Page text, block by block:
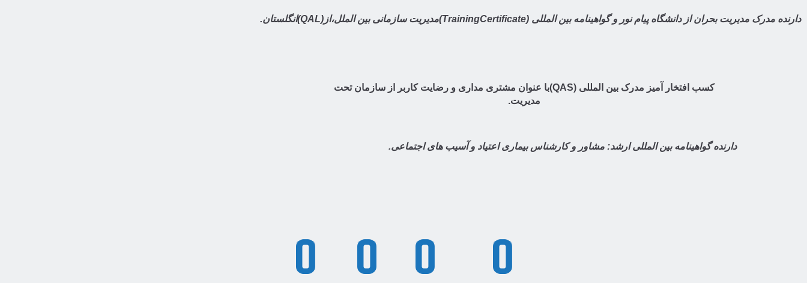
دارنده مدرک مدیریت بحران از دانشگاه پیام نور و گواهینامه بین المللی (TrainingCertificate)مدیریت سازمانی بین الملل،از(QAL)انگلستان.
کسب افتخار آمیز مدرک بین المللی (QAS)با عنوان مشتری مداری و رضایت کاربر از سازمان تحت
مدیریت.
دارنده گواهینامه بین المللی ارشد: مشاور و کارشناس بیماری اعتیاد و آسیب های اجتماعی.
0
0
0
0